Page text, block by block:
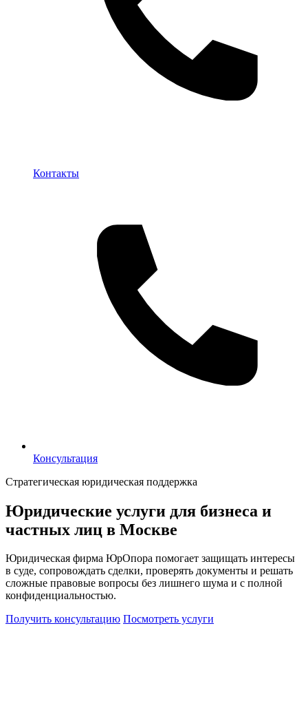
Контакты
Контакты
Консультация
Консультация
Стратегическая юридическая поддержка
Юридические услуги для бизнеса и
частных лиц в Москве
Юридическая фирма ЮрОпора помогает защищать интересы
в суде, сопровождать сделки, проверять документы и решать
сложные правовые вопросы без лишнего шума и с полной
конфиденциальностью.
Получить консультацию Посмотреть услуги